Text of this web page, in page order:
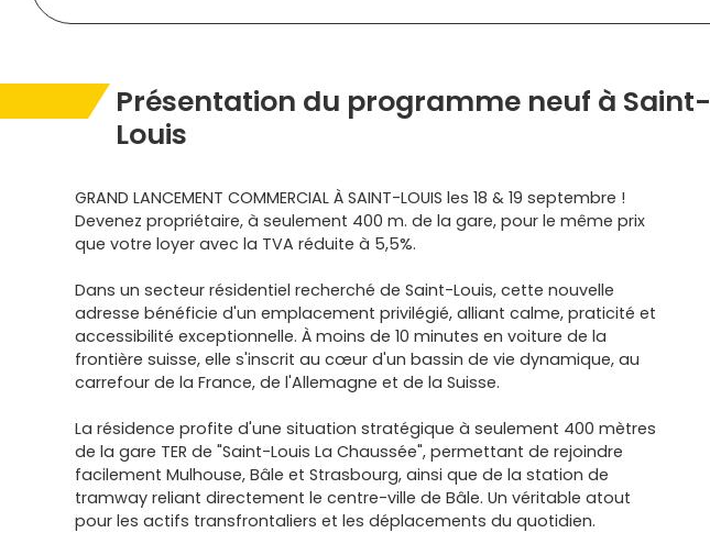
Présentation du programme neuf à Saint-
Louis
GRAND LANCEMENT COMMERCIAL À SAINT-LOUIS les 18 & 19 septembre !
Devenez propriétaire, à seulement 400 m. de la gare, pour le même prix
que votre loyer avec la TVA réduite à 5,5%.
Dans un secteur résidentiel recherché de Saint-Louis, cette nouvelle
adresse bénéficie d'un emplacement privilégié, alliant calme, praticité et
accessibilité exceptionnelle. À moins de 10 minutes en voiture de la
frontière suisse, elle s'inscrit au cœur d'un bassin de vie dynamique, au
carrefour de la France, de l'Allemagne et de la Suisse.
La résidence profite d'une situation stratégique à seulement 400 mètres
de la gare TER de "Saint-Louis La Chaussée", permettant de rejoindre
facilement Mulhouse, Bâle et Strasbourg, ainsi que de la station de
tramway reliant directement le centre-ville de Bâle. Un véritable atout
pour les actifs transfrontaliers et les déplacements du quotidien.